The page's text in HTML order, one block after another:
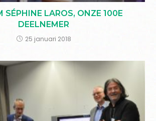
SÉPHINE LAROS, ONZE 100E
DEELNEMER
25 januari 2018